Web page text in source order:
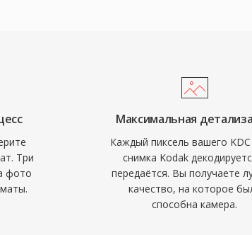
Три
фото
Максимальная
Каждый пиксель вашего KDC
снимка Kodak
передаётся. Вы получаете
качество, на которое
способна камера.